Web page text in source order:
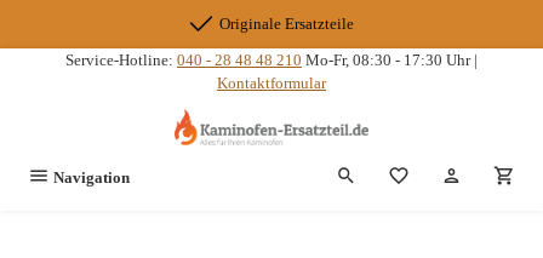
Originale Ersatzteile
Service-Hotline: 040 - 28 48 48 210 Mo-Fr, 08:30 - 17:30 Uhr |
Kontaktformular
Navigation Du hast 0